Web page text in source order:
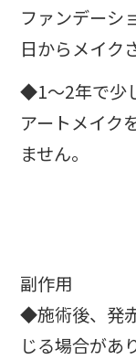
ファンデーシ
日からメイク
◆1～2年で少
アートメイク
ません。
副作用
◆施術後、発
じる場合があ